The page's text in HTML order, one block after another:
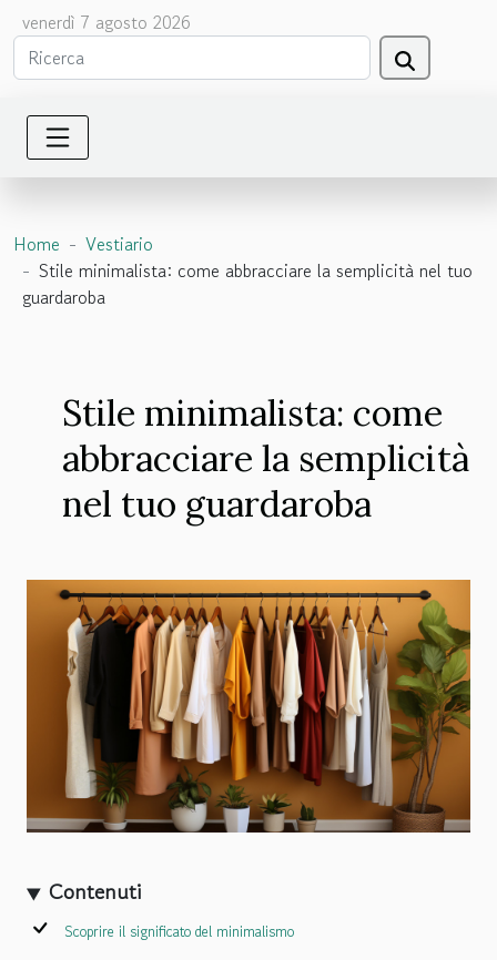
venerdì 7 agosto 2026
Home
Vestiario
Stile minimalista: come abbracciare la semplicità nel tuo
guardaroba
Stile minimalista: come
abbracciare la semplicità
nel tuo guardaroba
Contenuti
Scoprire il significato del minimalismo